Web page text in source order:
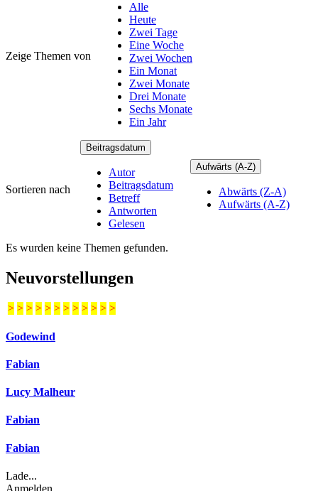
Zeige Themen von
Alle
Heute
Zwei Tage
Eine Woche
Zwei Wochen
Ein Monat
Zwei Monate
Drei Monate
Sechs Monate
Ein Jahr
Sortieren nach
Beitragsdatum
Autor
Beitragsdatum
Betreff
Antworten
Gelesen
Aufwärts (A-Z)
Abwärts (Z-A)
Aufwärts (A-Z)
Es wurden keine Themen gefunden.
Neuvorstellungen
> > > > > > > > > > > >
Godewind
Fabian
Lucy Malheur
Fabian
Fabian
Lade...
Anmelden